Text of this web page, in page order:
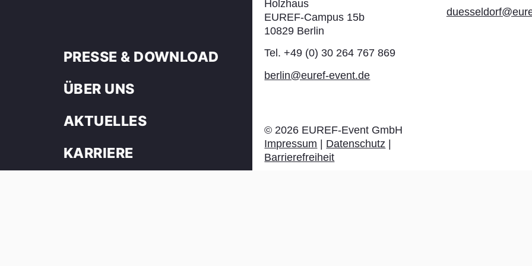
PRESSE & DOWNLOAD
ÜBER UNS
AKTUELLES
KARRIERE
Holzhaus
EUREF-Campus 15b
10829 Berlin
Tel. +49 (0) 30 264 767 869
berlin@euref-event.de
© 2026 EUREF-Event GmbH
Impressum
Datenschutz
Barrierefreiheit